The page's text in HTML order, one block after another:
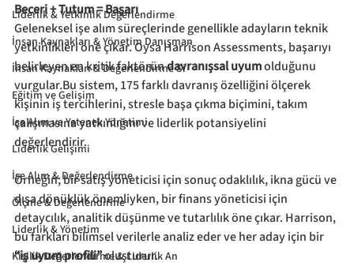
Liderlik & Yetkinlik Değerlendirme
İnsan Kaynakları & Yönetim Danışman
İnsan Kaynakları & Değerlendirme Si
Eğitim ve Gelişim
İşe Alım ve Yetenek Yönetimi
Liderlik Gelişimi
İşe Alım & Değerlendirme
Ölçme & Değerlendirme
Liderlik & Yönetim
Kişilik Değerlendirme & Liderlik An
Beceri + Tutum = Başarı
Geleneksel işe alım süreçlerinde genellikle adayların teknik
yetkinlikleri öne çıkar. Oysa Harrison Assessments, başarıyı
belirleyen en kritik faktörün davranışsal uyum olduğunu
vurgular.Bu sistem, 175 farklı davranış özelliğini ölçerek
kişinin iş tercihlerini, stresle başa çıkma biçimini, takım
çalışmasına yatkınlığını ve liderlik potansiyelini
değerlendirir.
Örneğin; bir satış yöneticisi için sonuç odaklılık, ikna gücü ve
dışa dönüklük önemliyken, bir finans yöneticisi için
detaycılık, analitik düşünme ve tutarlılık öne çıkar. Harrison,
bu farkları bilimsel verilerle analiz eder ve her aday için bir
“iş uyum profili” oluşturur.